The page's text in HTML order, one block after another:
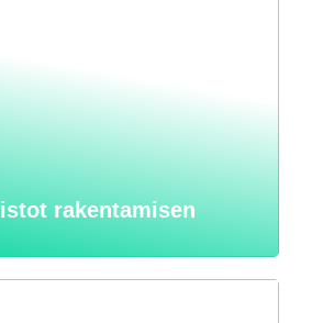
rakentamisen